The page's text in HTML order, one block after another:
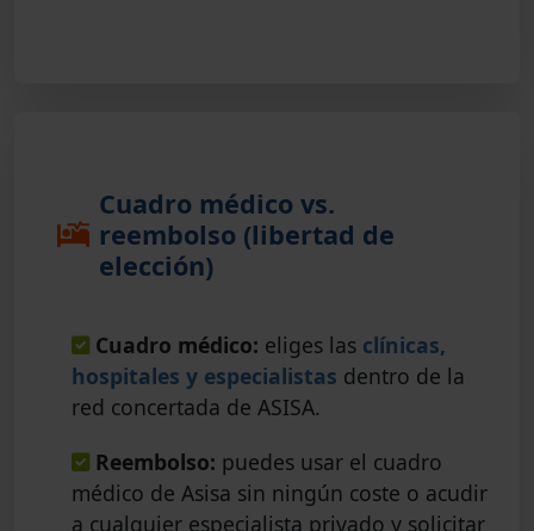
Cuadro médico vs.
reembolso (libertad de
elección)
Cuadro médico: eliges las clínicas,
hospitales y especialistas dentro de la
red concertada de ASISA.
Reembolso: puedes usar el cuadro
médico de Asisa sin ningún coste o acudir
a cualquier especialista privado y solicitar